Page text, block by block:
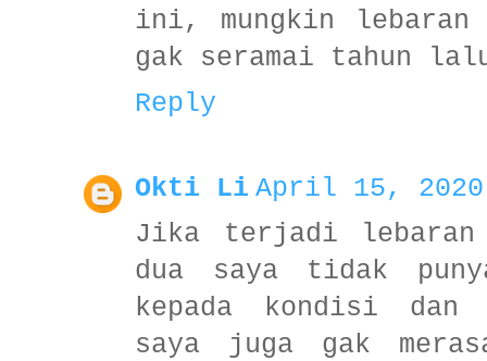
ini, mungkin
gak seramai tahun
Reply
Okti Li April 15, 2020
Jika terjadi
dua saya tidak
kepada kondisi dan
saya juga gak